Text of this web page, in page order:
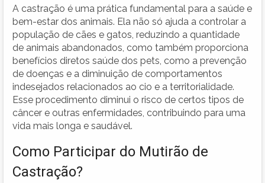
A castração é uma prática fundamental para a saúde e
bem-estar dos animais. Ela não só ajuda a controlar a
população de cães e gatos, reduzindo a quantidade
de animais abandonados, como também proporciona
benefícios diretos saúde dos pets, como a prevenção
de doenças e a diminuição de comportamentos
indesejados relacionados ao cio e a territorialidade.
Esse procedimento diminui o risco de certos tipos de
câncer e outras enfermidades, contribuindo para uma
vida mais longa e saudável.
Como Participar do Mutirão de
Castração?